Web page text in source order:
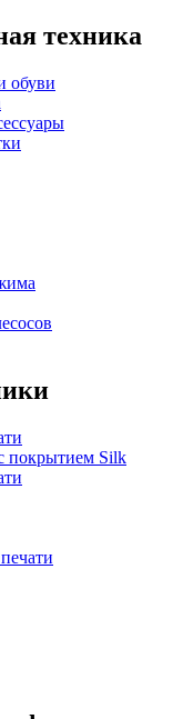
техника
обуви
покрытием Silk